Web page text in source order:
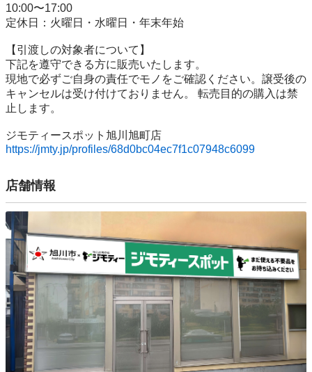
10:00〜17:00
定休日：火曜日・水曜日・年末年始
【引渡しの対象者について】
下記を遵守できる⽅に販売いたします。
現地で必ずご⾃⾝の責任でモノをご確認ください。譲受後の
キャンセルは受け付けておりません。 転売⽬的の購⼊は禁
⽌します。
https://jmty.jp/profiles/68d0bc04ec7f1c07948c6099
店舗情報